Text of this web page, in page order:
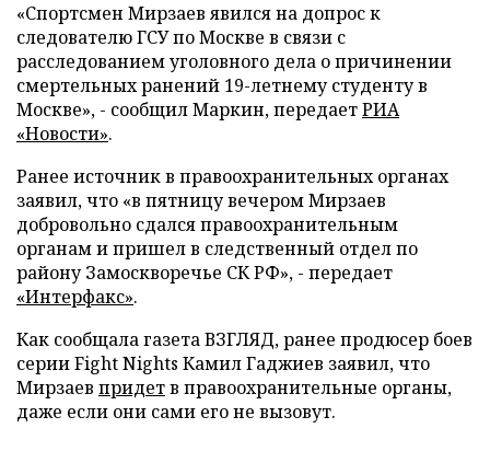
«Спортсмен Мирзаев явился на допрос к
следователю ГСУ по Москве в связи с
расследованием уголовного дела о причинении
смертельных ранений 19-летнему студенту в
Москве», - сообщил Маркин, передаетРИА
«Новости».
Ранее источник в правоохранительных органах
заявил, что «в пятницу вечером Мирзаев
добровольно сдался правоохранительным
органам и пришел в следственный отдел по
району Замоскворечье СК РФ», - передает
«Интерфакс».
Как сообщала газета ВЗГЛЯД, ранее продюсер боев
серии Fight Nights Камил Гаджиев заявил, что
Мирзаев придетв правоохранительные органы,
даже если они сами его не вызовут.